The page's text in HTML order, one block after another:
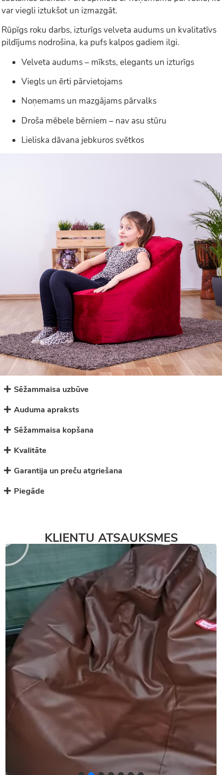
var viegli iztukšot un izmazgāt.
Rūpīgs roku darbs, izturīgs velveta audums un kvalitatīvs
pildījums nodrošina, ka pufs kalpos gadiem ilgi.
Velveta audums – mīksts, elegants un izturīgs
Viegls un ērti pārvietojams
Noņemams un mazgājams pārvalks
Droša mēbele bērniem – nav asu stūru
Lieliska dāvana jebkuros svētkos
Sēžammaisa uzbūve
Auduma apraksts
Sēžammaisa kopšana
Kvalitāte
Garantija un preču atgriešana
Piegāde
KLIENTU ATSAUKSMES